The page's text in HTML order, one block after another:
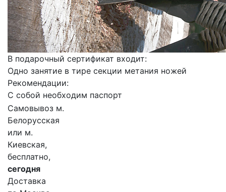
В подарочный сертификат входит:
Одно занятие в тире секции метания ножей
Рекомендации:
С собой необходим паспорт
Самовывоз м.
Белорусская
или м.
Киевская,
бесплатно,
сегодня
Доставка